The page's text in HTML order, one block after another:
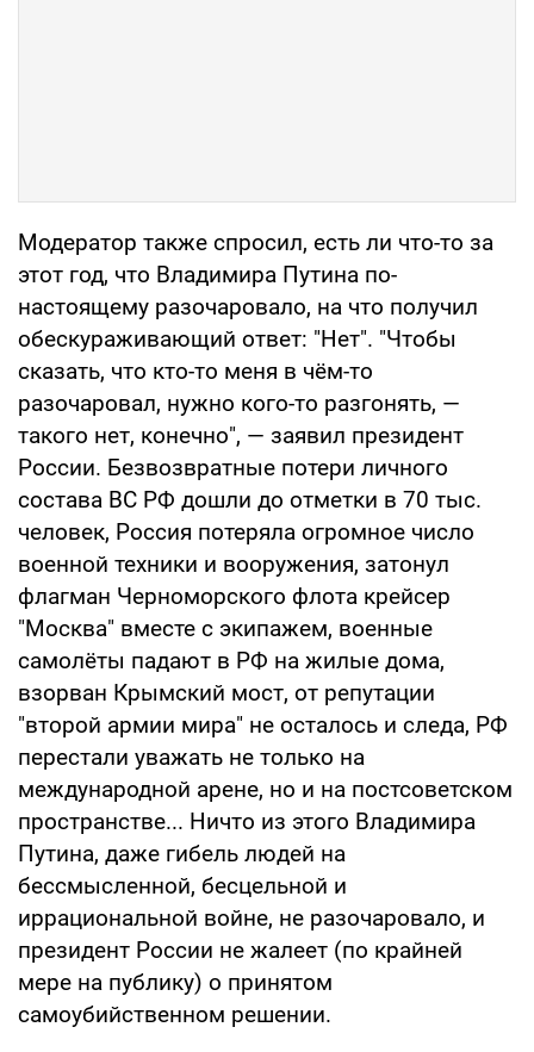
Модератор также спросил, есть ли что-то за
этот год, что Владимира Путина по-
настоящему разочаровало, на что получил
обескураживающий ответ: "Нет". "Чтобы
сказать, что кто-то меня в чём-то
разочаровал, нужно кого-то разгонять, —
такого нет, конечно", — заявил президент
России. Безвозвратные потери личного
состава ВС РФ дошли до отметки в 70 тыс.
человек, Россия потеряла огромное число
военной техники и вооружения, затонул
флагман Черноморского флота крейсер
"Москва" вместе с экипажем, военные
самолёты падают в РФ на жилые дома,
взорван Крымский мост, от репутации
"второй армии мира" не осталось и следа, РФ
перестали уважать не только на
международной арене, но и на постсоветском
пространстве... Ничто из этого Владимира
Путина, даже гибель людей на
бессмысленной, бесцельной и
иррациональной войне, не разочаровало, и
президент России не жалеет (по крайней
мере на публику) о принятом
самоубийственном решении.